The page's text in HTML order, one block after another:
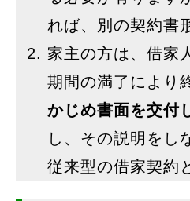
れば、別の契約書
家主の方は、借家
期間の満了により
かじめ書面を交付
し、その説明をし
従来型の借家契約